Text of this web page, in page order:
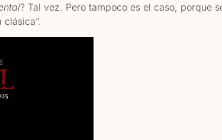
? Tal vez. Pero tampoco es el caso, porque